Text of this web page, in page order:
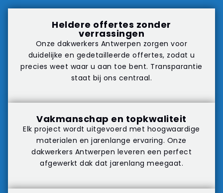
Heldere offertes zonder
verrassingen
Onze dakwerkers Antwerpen zorgen voor
duidelijke en gedetailleerde offertes, zodat u
precies weet waar u aan toe bent. Transparantie
staat bij ons centraal.
Vakmanschap en topkwaliteit
Elk project wordt uitgevoerd met hoogwaardige
materialen en jarenlange ervaring. Onze
dakwerkers Antwerpen leveren een perfect
afgewerkt dak dat jarenlang meegaat.